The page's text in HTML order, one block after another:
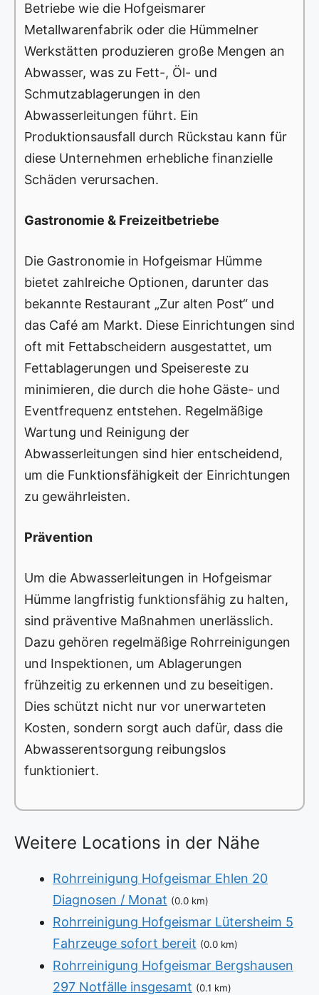
Betriebe wie die Hofgeismarer
Metallwarenfabrik oder die Hümmelner
Werkstätten produzieren große Mengen an
Abwasser, was zu Fett-, Öl- und
Schmutzablagerungen in den
Abwasserleitungen führt. Ein
Produktionsausfall durch Rückstau kann für
diese Unternehmen erhebliche finanzielle
Schäden verursachen.
Gastronomie & Freizeitbetriebe
Die Gastronomie in Hofgeismar Hümme
bietet zahlreiche Optionen, darunter das
bekannte Restaurant „Zur alten Post“ und
das Café am Markt. Diese Einrichtungen sind
oft mit Fettabscheidern ausgestattet, um
Fettablagerungen und Speisereste zu
minimieren, die durch die hohe Gäste- und
Eventfrequenz entstehen. Regelmäßige
Wartung und Reinigung der
Abwasserleitungen sind hier entscheidend,
um die Funktionsfähigkeit der Einrichtungen
zu gewährleisten.
Prävention
Um die Abwasserleitungen in Hofgeismar
Hümme langfristig funktionsfähig zu halten,
sind präventive Maßnahmen unerlässlich.
Dazu gehören regelmäßige Rohrreinigungen
und Inspektionen, um Ablagerungen
frühzeitig zu erkennen und zu beseitigen.
Dies schützt nicht nur vor unerwarteten
Kosten, sondern sorgt auch dafür, dass die
Abwasserentsorgung reibungslos
funktioniert.
Weitere Locations in der Nähe
Rohrreinigung Hofgeismar Ehlen 20
Diagnosen / Monat (0.0 km)
Rohrreinigung Hofgeismar Lütersheim 5
Fahrzeuge sofort bereit (0.0 km)
Rohrreinigung Hofgeismar Bergshausen
297 Notfälle insgesamt (0.1 km)